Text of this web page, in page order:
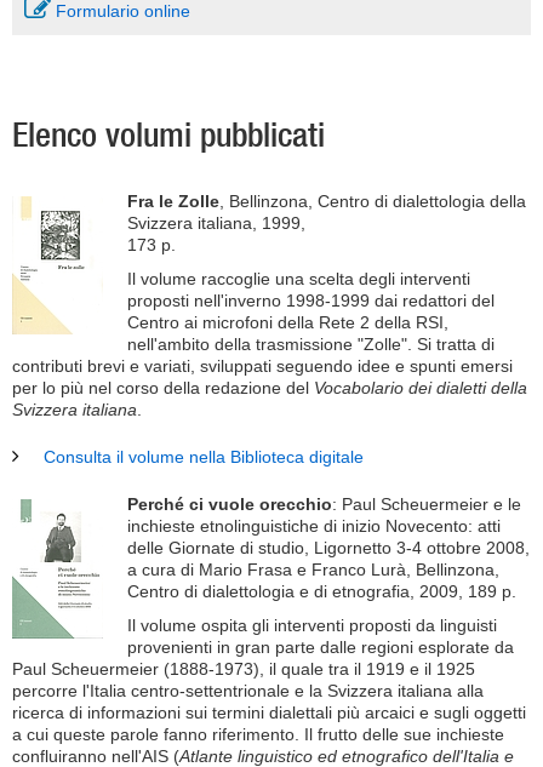
Formulario online
Elenco volumi pubblicati
Fra le Zolle , Bellinzona, Centro di dialettologia della
Svizzera italiana, 1999,
173 p.
Il volume raccoglie una scelta degli interventi
proposti nell'inverno 1998-1999 dai redattori del
Centro ai microfoni della Rete 2 della RSI,
nell'ambito della trasmissione "Zolle". Si tratta di
contributi brevi e variati, sviluppati seguendo idee e spunti emersi
per lo più nel corso della redazione del Vocabolario dei dialetti della
Svizzera italiana
Consulta il volume nella Biblioteca digitale
Perché ci vuole orecchio: Paul Scheuermeier e le
inchieste etnolinguistiche di inizio Novecento: atti
delle Giornate di studio, Ligornetto 3-4 ottobre 2008,
a cura di Mario Frasa e Franco Lurà, Bellinzona,
Centro di dialettologia e di etnografia, 2009, 189 p.
Il volume ospita gli interventi proposti da linguisti
provenienti in gran parte dalle regioni esplorate da
Paul Scheuermeier (1888-1973), il quale tra il 1919 e il 1925
percorre l'Italia centro-settentrionale e la Svizzera italiana alla
ricerca di informazioni sui termini dialettali più arcaici e sugli oggetti
a cui queste parole fanno riferimento. Il frutto delle sue inchieste
confluiranno nell'AIS (Atlante linguistico ed etnografico dell'Italia e